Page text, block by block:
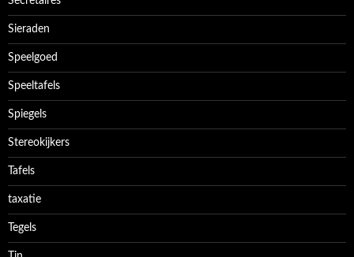
Sieraden
Speelgoed
Speeltafels
Spiegels
Stereokijkers
Tafels
taxatie
Tegels